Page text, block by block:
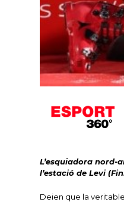
L’esquiadora nord-
l’estació de Levi
Deien que la